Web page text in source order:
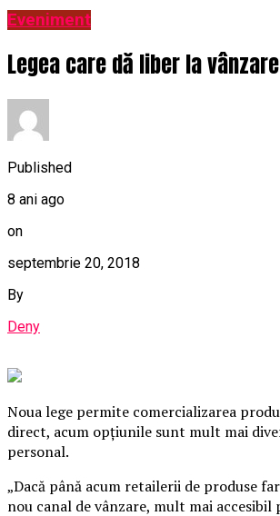
Eveniment
Legea care dă liber la
Published
8 ani ago
on
septembrie 20, 2018
By
Deny
Noua lege permite comercializarea
direct, acum opţiunile sunt mult mai
personal.
„Dacă până acum retailerii de produse
nou canal de vânzare, mult mai